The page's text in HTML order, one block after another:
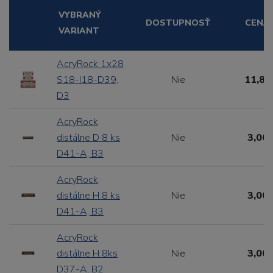
VYBRANÝ
VARIANT
DOSTUPNOSŤ CENA
AcryRock 1x28
S18-I18-D39,
D3
Nie
AcryRock
distálne D 8 ks
D41-A, B3
Nie 3,00
AcryRock
distálne H 8 ks
D41-A, B3
Nie 3,00
AcryRock
distálne H 8ks
D37-A, B2
Nie 3,00